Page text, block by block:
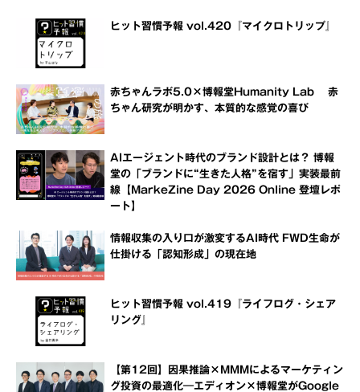
ヒット習慣予報 vol.420『マイクロトリップ』
赤ちゃんラボ5.0×博報堂Humanity Lab 赤
ちゃん研究が明かす、本質的な感覚の喜び
AIエージェント時代のブランド設計とは？ 博報
堂の「ブランドに“生きた人格”を宿す」実装最前
線【MarkeZine Day 2026 Online 登壇レポ
ート】
情報収集の入り口が激変するAI時代 FWD生命が
仕掛ける「認知形成」の現在地
ヒット習慣予報 vol.419『ライフログ・シェア
リング』
【第12回】因果推論×MMMによるマーケティン
グ投資の最適化―エディオン×博報堂がGoogle